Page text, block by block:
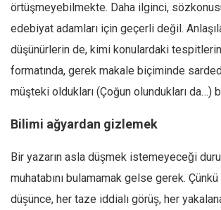
örtüşmeyebilmekte. Daha ilginci,
edebiyat adamları için geçerli değil.
düşünürlerin de, kimi konulardaki
formatında, gerek makale biçiminde
müşteki oldukları (Çoğun olundukları da…)
Bilimi ağyardan gizlemek
Bir yazarın asla düşmek istemeyeceği
muhatabını bulamamak gelse gerek.
düşünce, her taze iddialı görüş, her